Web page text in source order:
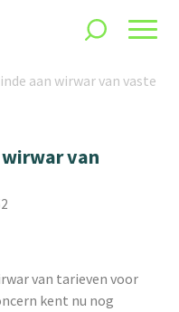
aan wirwar van vaste
van
van tarieven voor
kent nu nog